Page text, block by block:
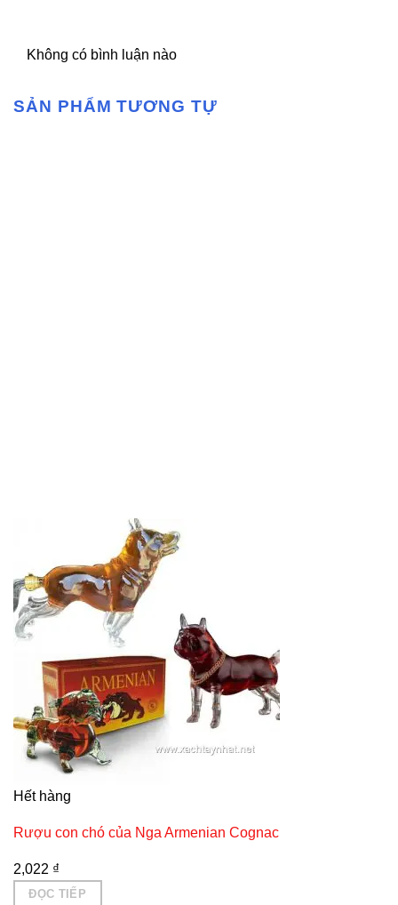
Không có bình luận nào
SẢN PHẨM TƯƠNG TỰ
Hết hàng
Rượu con chó của Nga Armenian Cognac
2,022 ₫
ĐỌC TIẾP